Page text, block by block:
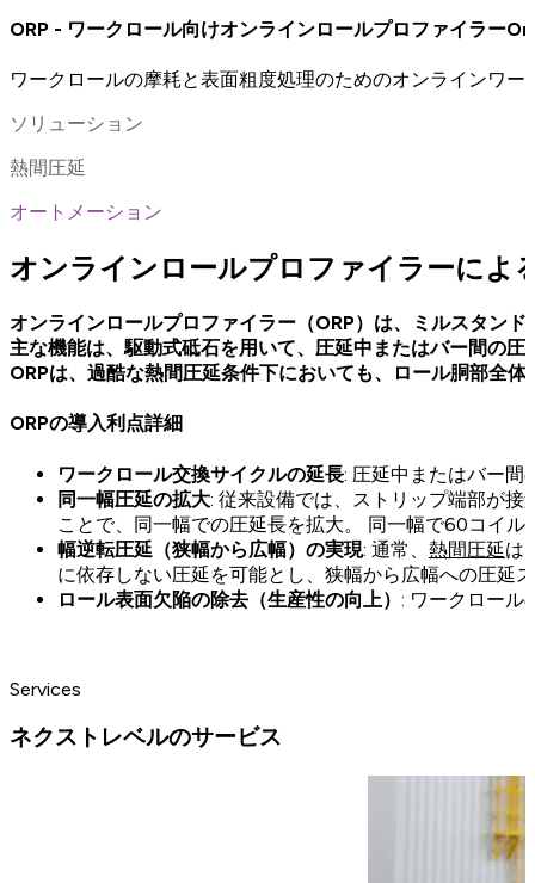
ORP - ワークロール向けオンラインロールプロファイラー
ワークロールの摩耗と表面粗度処理のためのオンラインワー
ソリューション
熱間圧延
オートメーション
オンラインロールプロファイラーによ
オンラインロールプロファイラー（ORP）は、ミルスタン
主な機能は、駆動式砥石を用いて、圧延中またはバー間の
ORPは、過酷な熱間圧延条件下においても、ロール胴部全
ORPの導入利点詳細
ワークロール交換サイクルの延長: 圧延中またはバー間
同一幅圧延の拡大: 従来設備では、ストリップ端部が
ことで、同一幅での圧延長を拡大。 同一幅で60コイ
幅逆転圧延（狭幅から広幅）の実現: 通常、 熱間圧延は
に依存しない圧延を可能とし、狭幅から広幅への圧延
ロール表面欠陥の除去（生産性の向上） : ワークロール
Services
ネクストレベルのサービス